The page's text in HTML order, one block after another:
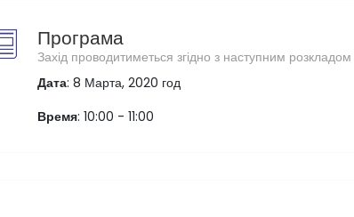
Програма
Захід проводитиметься згідно з наступним розкладом
Дата: 8 Марта, 2020 год
Время: 10:00 - 11:00